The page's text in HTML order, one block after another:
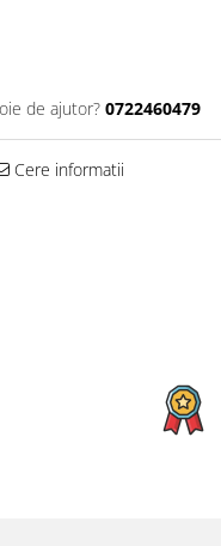
de ajutor? 0722460479
Cere informatii